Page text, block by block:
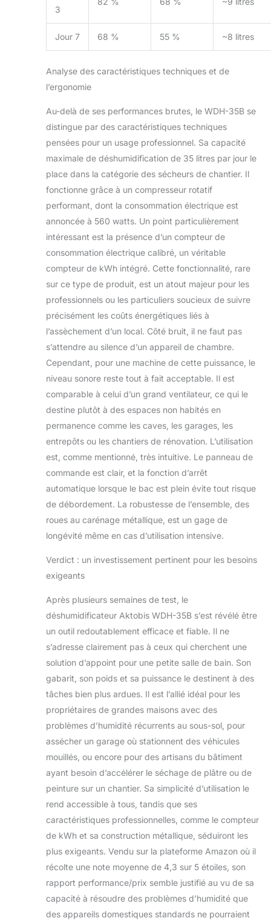
3
Jour 7 68 % 55 % ~8 litres
Analyse des caractéristiques techniques et de
l’ergonomie
Au-delà de ses performances brutes, le WDH-35B se
distingue par des caractéristiques techniques
pensées pour un usage professionnel. Sa capacité
maximale de déshumidification de 35 litres par jour le
place dans la catégorie des sécheurs de chantier. Il
fonctionne grâce à un compresseur rotatif
performant, dont la consommation électrique est
annoncée à 560 watts. Un point particulièrement
intéressant est la présence d’un compteur de
consommation électrique calibré, un véritable
compteur de kWh intégré. Cette fonctionnalité, rare
sur ce type de produit, est un atout majeur pour les
professionnels ou les particuliers soucieux de suivre
précisément les coûts énergétiques liés à
l’assèchement d’un local. Côté bruit, il ne faut pas
s’attendre au silence d’un appareil de chambre.
Cependant, pour une machine de cette puissance, le
niveau sonore reste tout à fait acceptable. Il est
comparable à celui d’un grand ventilateur, ce qui le
destine plutôt à des espaces non habités en
permanence comme les caves, les garages, les
entrepôts ou les chantiers de rénovation. L’utilisation
est, comme mentionné, très intuitive. Le panneau de
commande est clair, et la fonction d’arrêt
automatique lorsque le bac est plein évite tout risque
de débordement. La robustesse de l’ensemble, des
roues au carénage métallique, est un gage de
longévité même en cas d’utilisation intensive.
Verdict : un investissement pertinent pour les besoins
exigeants
Après plusieurs semaines de test, le
déshumidificateur Aktobis WDH-35B s’est révélé être
un outil redoutablement efficace et fiable. Il ne
s’adresse clairement pas à ceux qui cherchent une
solution d’appoint pour une petite salle de bain. Son
gabarit, son poids et sa puissance le destinent à des
tâches bien plus ardues. Il est l’allié idéal pour les
propriétaires de grandes maisons avec des
problèmes d’humidité récurrents au sous-sol, pour
assécher un garage où stationnent des véhicules
mouillés, ou encore pour des artisans du bâtiment
ayant besoin d’accélérer le séchage de plâtre ou de
peinture sur un chantier. Sa simplicité d’utilisation le
rend accessible à tous, tandis que ses
caractéristiques professionnelles, comme le compteur
de kWh et sa construction métallique, séduiront les
plus exigeants. Vendu sur la plateforme Amazon où il
récolte une note moyenne de 4,3 sur 5 étoiles, son
rapport performance/prix semble justifié au vu de sa
capacité à résoudre des problèmes d’humidité que
des appareils domestiques standards ne pourraient